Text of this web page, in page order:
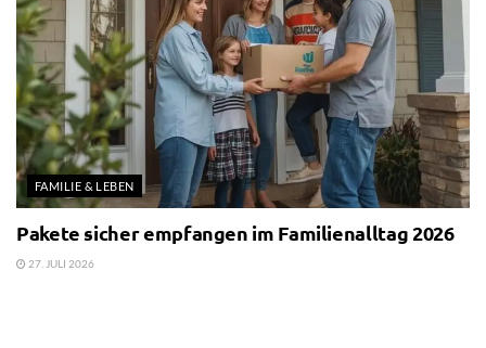
FAMILIE & LEBEN
Pakete sicher empfangen im Familienalltag 2026
27. JULI 2026